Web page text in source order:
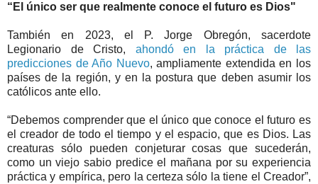
“El único ser que realmente conoce el futuro es Dios"
También en 2023, el P. Jorge Obregón, sacerdote
Legionario de Cristo, ahondó en la práctica de las
predicciones de Año Nuevo, ampliamente extendida en los
países de la región, y en la postura que deben asumir los
católicos ante ello.
“Debemos comprender que el único que conoce el futuro es
el creador de todo el tiempo y el espacio, que es Dios. Las
creaturas sólo pueden conjeturar cosas que sucederán,
como un viejo sabio predice el mañana por su experiencia
práctica y empírica, pero la certeza sólo la tiene el Creador”,